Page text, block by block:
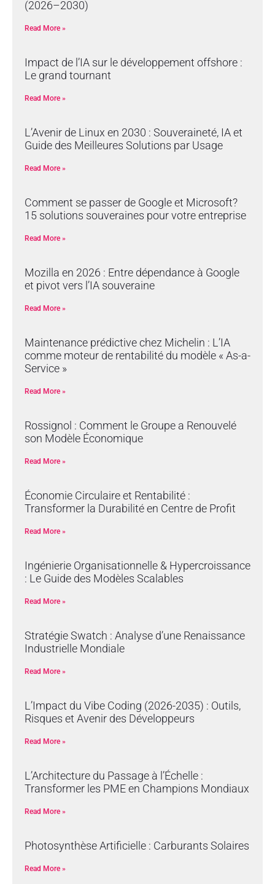
(2026–2030)
Read More »
Impact de l’IA sur le développement offshore :
Le grand tournant
Read More »
L’Avenir de Linux en 2030 : Souveraineté, IA et
Guide des Meilleures Solutions par Usage
Read More »
Comment se passer de Google et Microsoft?
15 solutions souveraines pour votre entreprise
Read More »
Mozilla en 2026 : Entre dépendance à Google
et pivot vers l’IA souveraine
Read More »
Maintenance prédictive chez Michelin : L’IA
comme moteur de rentabilité du modèle « As-a-
Service »
Read More »
Rossignol : Comment le Groupe a Renouvelé
son Modèle Économique
Read More »
Économie Circulaire et Rentabilité :
Transformer la Durabilité en Centre de Profit
Read More »
Ingénierie Organisationnelle & Hypercroissance
: Le Guide des Modèles Scalables
Read More »
Stratégie Swatch : Analyse d’une Renaissance
Industrielle Mondiale
Read More »
L’Impact du Vibe Coding (2026-2035) : Outils,
Risques et Avenir des Développeurs
Read More »
L’Architecture du Passage à l’Échelle :
Transformer les PME en Champions Mondiaux
Read More »
Photosynthèse Artificielle : Carburants Solaires
Read More »